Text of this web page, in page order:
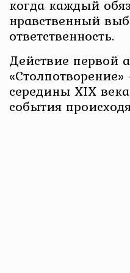
когда каждый
нравственный
ответственность.
Действие первой
середины XIX
события